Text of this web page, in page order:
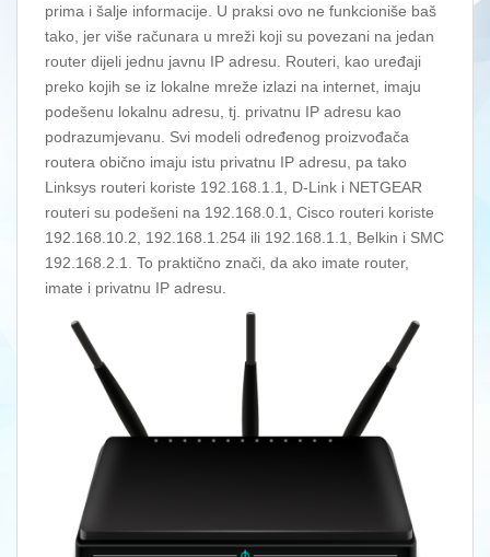
prima i šalje informacije. U praksi ovo ne funkcioniše baš
tako, jer više računara u mreži koji su povezani na jedan
router dijeli jednu javnu IP adresu. Routeri, kao uređaji
preko kojih se iz lokalne mreže izlazi na internet, imaju
podešenu lokalnu adresu, tj. privatnu IP adresu kao
podrazumjevanu. Svi modeli određenog proizvođača
routera obično imaju istu privatnu IP adresu, pa tako
Linksys routeri koriste 192.168.1.1, D-Link i NETGEAR
routeri su podešeni na 192.168.0.1, Cisco routeri koriste
192.168.10.2, 192.168.1.254 ili 192.168.1.1, Belkin i SMC
192.168.2.1. To praktično znači, da ako imate router,
imate i privatnu IP adresu.